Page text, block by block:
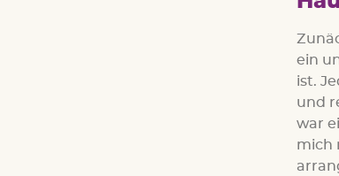
ein
ist.
und
war
mich